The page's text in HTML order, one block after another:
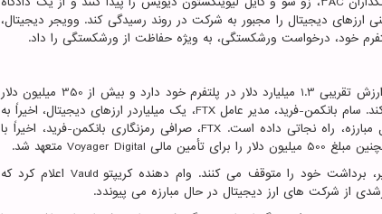
ارزهای دیجیتال را مجبور به شرکت در روند رسیدگی کند. وویجر دیجیتال،
خود، درخواست ورشکستگی، به ویژه حفاظت از ورشکستگی را داد.
وویجر دیجیتال در بیانیه ای اعلام کرد که دارایی های رمزنگاری شده به ارزش تقریبی 1.3 میلیارد دلار در پلتفرم خود دارد و بیش از 350 میلیون دلار
سام بانکمن-فرید، مدیر عاملFTX، یک میلیاردر ارزهای دیجیتال، اخیراً به
راه نجاتی داده است. FTX، صرافی رمزنگاری بانکمن-فرید، اخیراً با
را برای تأمین مالی Voyager Digital متعهد شد.
برداشت خود را متوقف می کنند. وام دهنده کریپتوVauld اعلام کرد که
از شرکت های ارز دیجیتال در حال مبارزه می پیوندد.